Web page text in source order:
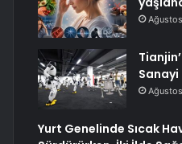
Sanayi
Yurt Genelinde Sıcak